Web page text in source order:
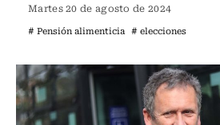
Martes 20 de agosto de 2024
# Pensión alimenticia # elecciones